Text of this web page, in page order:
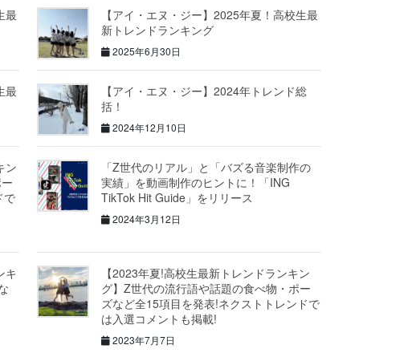
最
【アイ・エヌ・ジー】2025年夏！高校生最
新トレンドランキング
2025年6月30日
最
【アイ・エヌ・ジー】2024年トレンド総
括！
2024年12月10日
ン
で
「Z世代のリアル」と「バズる音楽制作の
実績」を動画制作のヒントに！「ING
TikTok Hit Guide」をリリース
2024年3月12日
キ
【2023年夏!高校生最新トレンドランキン
グ】Z世代の流行語や話題の食べ物・ポー
ズなど全15項目を発表!ネクストトレンドで
は入選コメントも掲載!
2023年7月7日